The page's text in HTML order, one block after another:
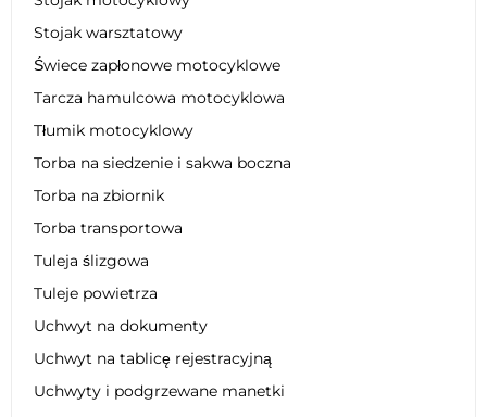
Stojak warsztatowy
Świece zapłonowe motocyklowe
Tarcza hamulcowa motocyklowa
Tłumik motocyklowy
Torba na siedzenie i sakwa boczna
Torba na zbiornik
Torba transportowa
Tuleja ślizgowa
Tuleje powietrza
Uchwyt na dokumenty
Uchwyt na tablicę rejestracyjną
Uchwyty i podgrzewane manetki